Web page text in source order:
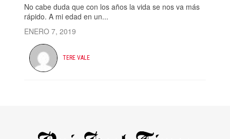
No cabe duda que con los años la vida se nos va más
rápido. A mi edad en un...
ENERO 7, 2019
TERE VALE